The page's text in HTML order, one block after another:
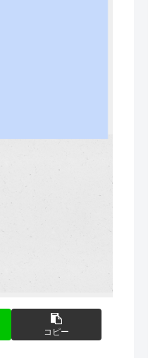
コピー